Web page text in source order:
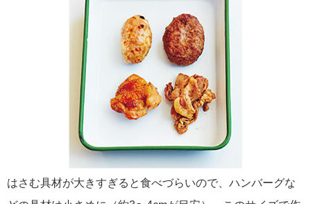
はさむ具材が大きすぎると食べづらいので、ハンバーグな